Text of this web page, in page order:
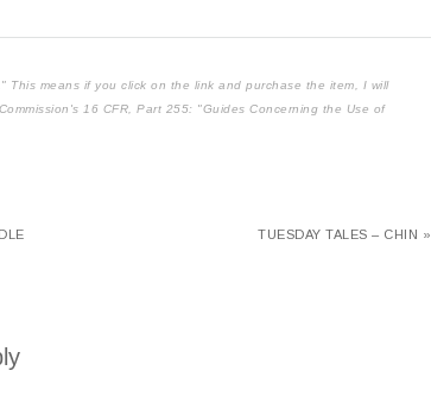
means if you click on the link and purchase the item, I will
16 CFR, Part 255: "Guides Concerning the Use of
TUESDAY TALES – CHIN »